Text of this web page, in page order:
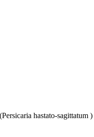
hastato-sagittatum )